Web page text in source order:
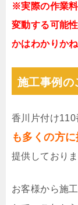
※実際の作業
変動する可能
かはわかりか
施工事例の
香川片付け110
も多くの方に
提供しておりま
お客様から施